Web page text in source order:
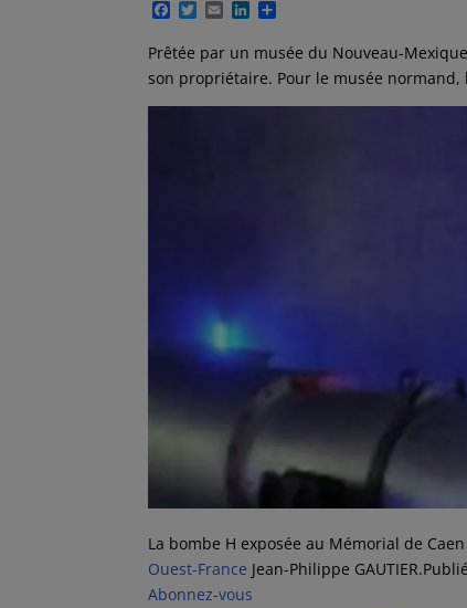
F
c
e
b
T
i
t
t
E
a
l
L
n
k
e
r
t
a
Prêtée par un musée du Nouveau-
son propriétaire. Pour le musée
La bombe H exposée au Mémorial de
Ouest-France Jean-Philippe GAUTIER.
Abonnez-vous